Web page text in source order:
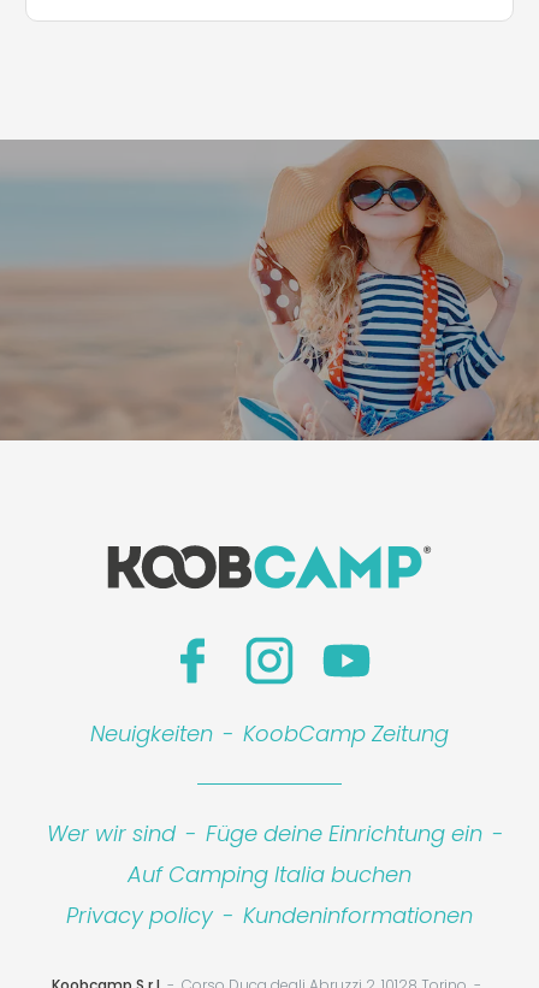
Neuigkeiten - KoobCamp Zeitung
Wer wir sind - Füge deine Einrichtung ein -
Auf Camping Italia buchen
Privacy policy - Kundeninformationen